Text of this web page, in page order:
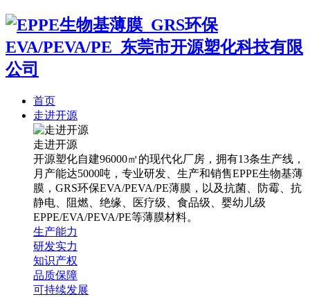
首页
走进开源
走进开源
开源塑化自建96000㎡的现代化厂房，拥有13条生产线，
月产能达5000吨，专业研发、生产和销售EPPE生物基薄
膜，GRS环保EVA/PEVA/PE薄膜，以及抗菌、防霉、抗
静电、阻燃、绝缘、医疗级、食品级、婴幼儿级
EPPE/EVA/PEVA/PE等薄膜材料。
生产能力
研发实力
知识产权
品质保障
可持续发展